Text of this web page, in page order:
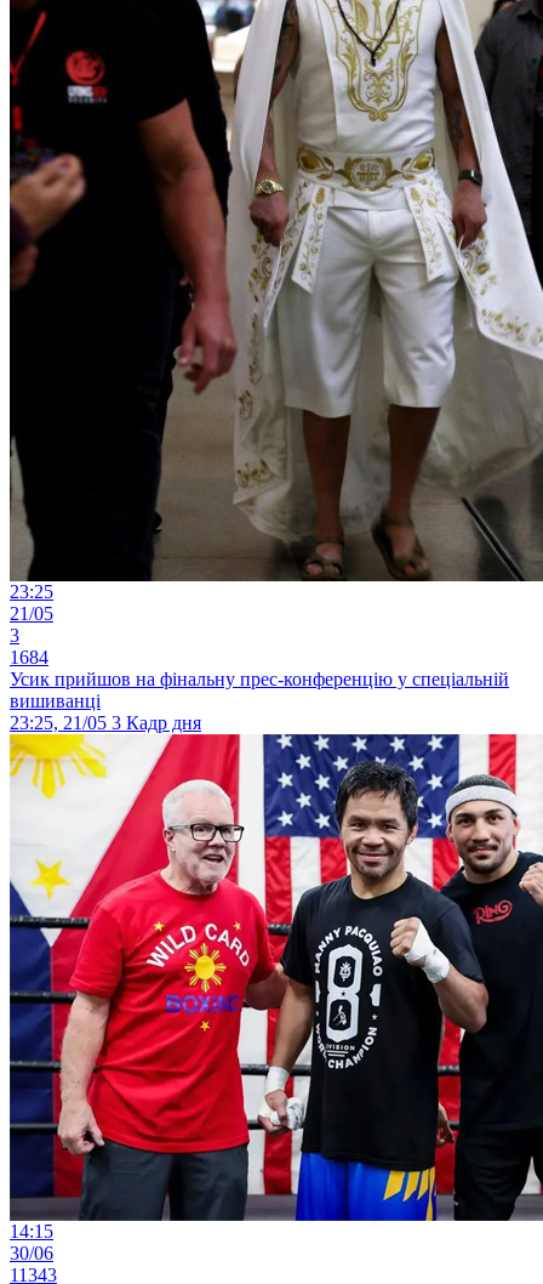
23:25
21/05
3
1684
Усик прийшов на фінальну прес-конференцію у спеціальній
вишиванці
23:25, 21/05 3 Кадр дня
14:15
30/06
11343